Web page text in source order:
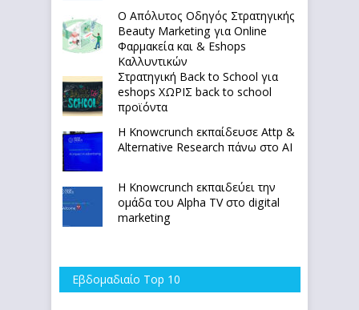
Ο Απόλυτoς Οδηγός Στρατηγικής
Beauty Marketing για Online
Φαρμακεία και & Eshops
Καλλυντικών
Στρατηγική Back to School για
eshops ΧΩΡΙΣ back to school
προϊόντα
Η Knowcrunch εκπαίδευσε Attp &
Alternative Research πάνω στο ΑΙ
Η Knowcrunch εκπαιδεύει την
ομάδα του Alpha TV στο digital
marketing
Εβδομαδιαίο Top 10